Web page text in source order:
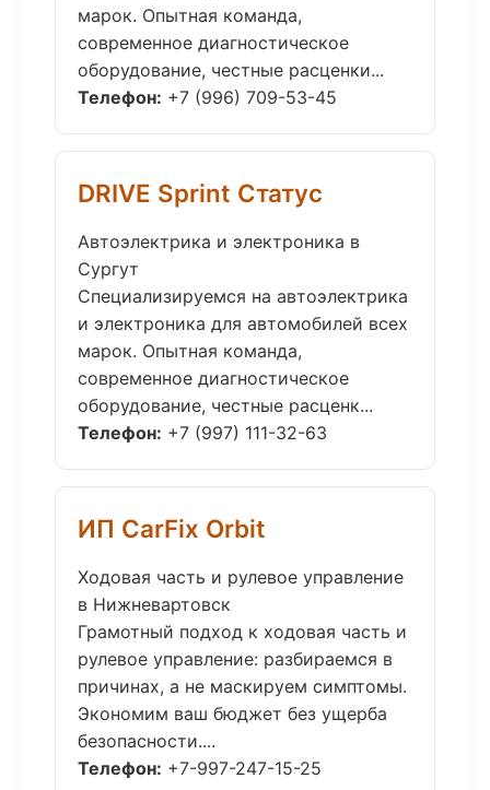
марок. Опытная команда,
современное диагностическое
оборудование, честные расценки...
Телефон: +7 (996) 709-53-45
DRIVE Sprint Статус
Автоэлектрика и электроника в
Сургут
Специализируемся на автоэлектрика
и электроника для автомобилей всех
марок. Опытная команда,
современное диагностическое
оборудование, честные расценк...
Телефон: +7 (997) 111-32-63
ИП CarFix Orbit
Ходовая часть и рулевое управление
в Нижневартовск
Грамотный подход к ходовая часть и
рулевое управление: разбираемся в
причинах, а не маскируем симптомы.
Экономим ваш бюджет без ущерба
безопасности....
Телефон: +7-997-247-15-25